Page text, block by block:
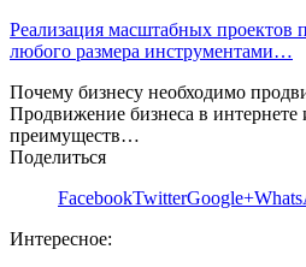
Реализация масштабных проектов
любого размера инструментами…
Почему бизнесу необходимо
Продвижение бизнеса в
преимуществ…
Поделиться
FacebookTwitterGoogle+
Интересное: